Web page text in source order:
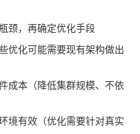
颈，再确定优化手段
优化可能需要现有架构做出
成本（降低集群规模、不依
境有效（优化需要针对真实